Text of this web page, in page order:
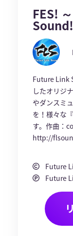
FES!
Future Link
したオリジ
やダンスミ
を！様々な
す。作曲：
http://
Future
Future